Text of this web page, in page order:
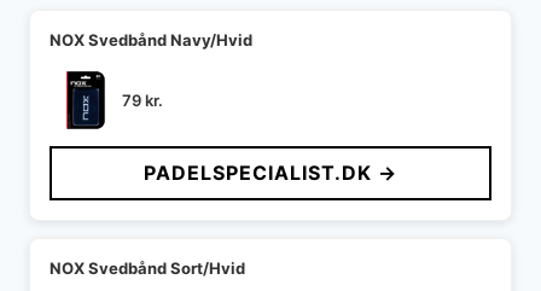
NOX Svedbånd Navy/Hvid
79kr.
PADELSPECIALIST.DK →
NOX Svedbånd Sort/Hvid